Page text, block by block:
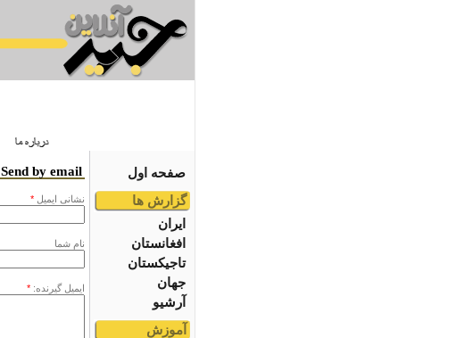
صفحه اول
گزارش ها
ایران
افغانستان
تاجیکستان
جهان
آرشیو
آموزش
Send by email
نشانى ايميل *
نام شما
ایمیل گیرنده: *